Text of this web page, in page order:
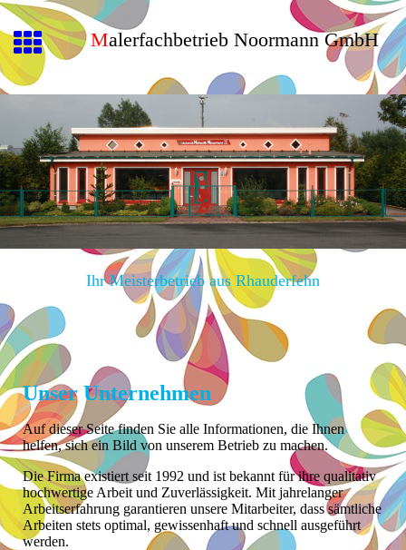
Malerfachbetrieb Noormann GmbH
Ihr Meisterbetrieb aus Rhauderfehn
Unser Unternehmen
Auf dieser Seite finden Sie alle Informationen, die Ihnen
helfen, sich ein Bild von unserem Betrieb zu machen.
Die Firma existiert seit 1992 und ist bekannt für ihre qualitativ
hochwertige Arbeit und Zuverlässigkeit. Mit jahrelanger
Arbeitserfahrung garantieren unsere Mitarbeiter, dass sämtliche
Arbeiten stets optimal, gewissenhaft und schnell ausgeführt
werden.